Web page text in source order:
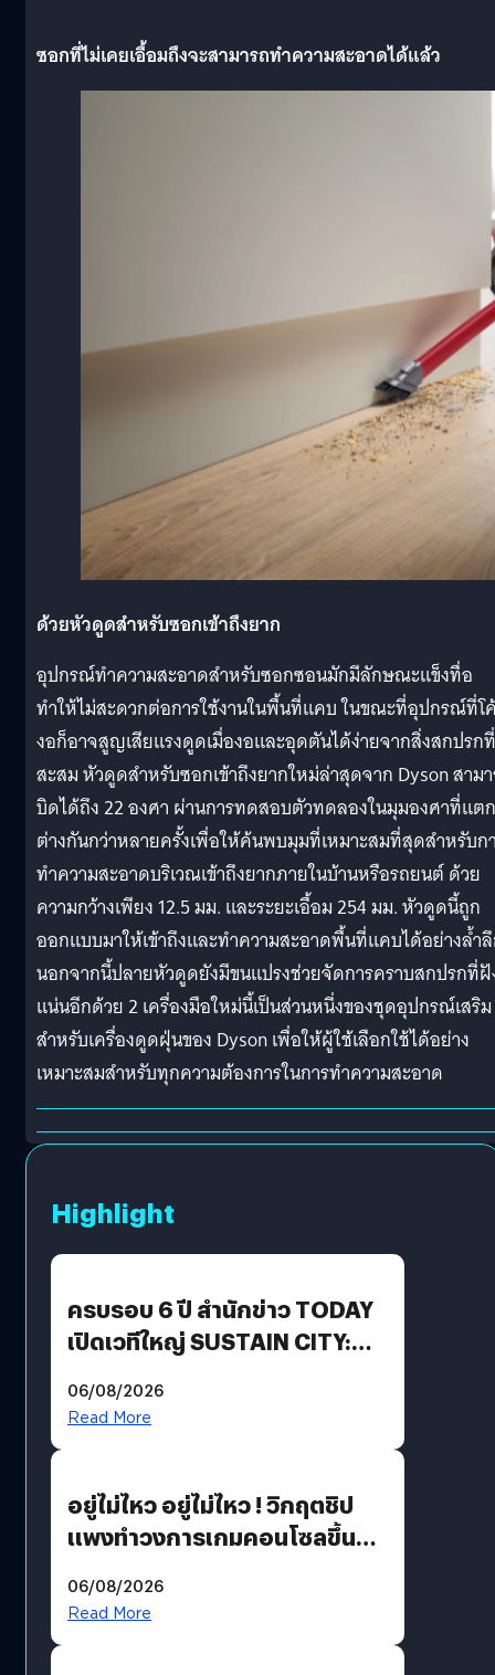
ซอกที่ไม่เคยเอื้อมถึงจะสามารถทำความสะอาดได้แล้ว
ด้วยหัวดูดสำหรับซอกเข้าถึงยาก
อุปกรณ์ทำความสะอาดสำหรับซอกซอนมักมีลักษณะแข็งทื่อ
ทำให้ไม่สะดวกต่อการใช้งานในพื้นที่แคบ ในขณะที่อุปกรณ์ที่โ
งอก็อาจสูญเสียแรงดูดเมื่องอและอุดตันได้ง่ายจากสิ่งสกปรกที่
สะสม หัวดูดสำหรับซอกเข้าถึงยากใหม่ล่าสุดจาก Dyson สาม
บิดได้ถึง 22 องศา ผ่านการทดสอบตัวทดลองในมุมองศาที่แตก
ต่างกันกว่าหลายครั้งเพื่อให้ค้นพบมุมที่เหมาะสมที่สุดสำหรับก
ทำความสะอาดบริเวณเข้าถึงยากภายในบ้านหรือรถยนต์ ด้วย
ความกว้างเพียง 12.5 มม. และระยะเอื้อม 254 มม. หัวดูดนี้ถูก
ออกแบบมาให้เข้าถึงและทำความสะอาดพื้นที่แคบได้อย่างล้ำ
นอกจากนี้ปลายหัวดูดยังมีขนแปรงช่วยจัดการคราบสกปรกที่
แน่นอีกด้วย 2 เครื่องมือใหม่นี้เป็นส่วนหนึ่งของชุดอุปกรณ์เสริม
สำหรับเครื่องดูดฝุ่นของ Dyson เพื่อให้ผู้ใช้เลือกใช้ได้อย่าง
เหมาะสมสำหรับทุกความต้องการในการทำความสะอาด
Highlight
ครบรอบ 6 ปี สำนักข่าว TODAY
เปิดเวทีใหญ่ SUSTAIN CITY:
แนวทางปรับตัวสู่เศรษฐกิจสี
06/08/2026
Read More
อยู่ไม่ไหว อยู่ไม่ไหว ! วิกฤตชิป
แพงทำวงการเกมคอนโซลขึ้น
?
06/08/2026
Read More